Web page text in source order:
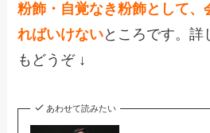
粉飾・自覚なき粉飾として、
ればいけないところです。詳
もどうぞ ↓
あわせて読みたい